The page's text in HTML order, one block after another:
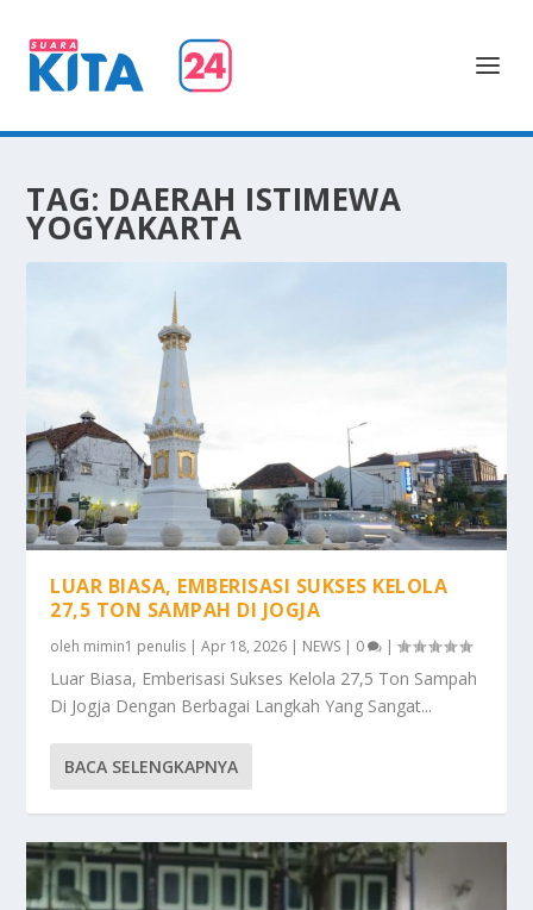
TAG: DAERAH ISTIMEWA
YOGYAKARTA
LUAR BIASA, EMBERISASI SUKSES KELOLA
27,5 TON SAMPAH DI JOGJA
oleh mimin1 penulis |Apr 18, 2026 | NEWS | 0 |
Luar Biasa, Emberisasi Sukses Kelola 27,5 Ton Sampah
Di Jogja Dengan Berbagai Langkah Yang Sangat...
BACA SELENGKAPNYA